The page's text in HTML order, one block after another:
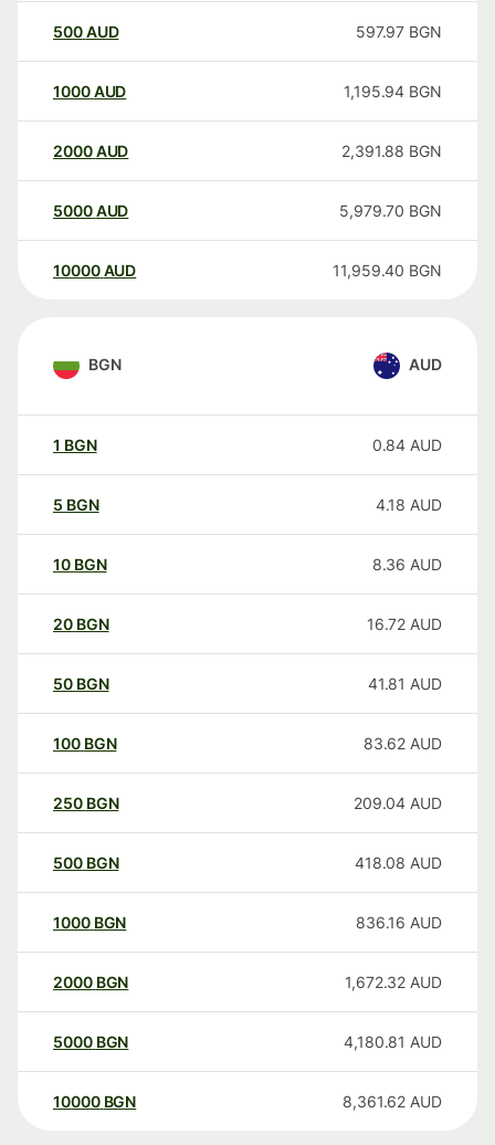
500AUD 597.97 BGN
1000AUD 1,195.94 BGN
2000AUD 2,391.88 BGN
5000AUD 5,979.70 BGN
10000 AUD 11,959.40 BGN
BGN AUD
1 BGN 0.84 AUD
5 BGN 4.18 AUD
10 BGN 8.36 AUD
20 BGN 16.72 AUD
50 BGN 41.81 AUD
100 BGN 83.62 AUD
250 BGN 209.04 AUD
500 BGN 418.08 AUD
1000 BGN 836.16 AUD
2000 BGN 1,672.32 AUD
5000 BGN 4,180.81 AUD
10000 BGN 8,361.62 AUD